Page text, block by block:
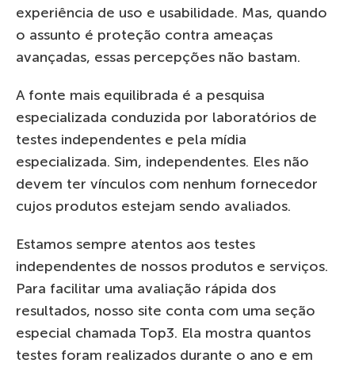
experiência de uso e usabilidade. Mas, quando
o assunto é proteção contra ameaças
avançadas, essas percepções não bastam.
A fonte mais equilibrada é a pesquisa
especializada conduzida por laboratórios de
testes independentes e pela mídia
especializada. Sim, independentes. Eles não
devem ter vínculos com nenhum fornecedor
cujos produtos estejam sendo avaliados.
Estamos sempre atentos aos testes
independentes de nossos produtos e serviços.
Para facilitar uma avaliação rápida dos
resultados, nosso site conta com uma seção
especial chamada Top3. Ela mostra quantos
testes foram realizados durante o ano e em